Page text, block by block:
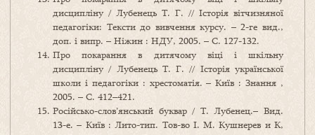
дисципліну / Лубенець Т. Г. // Історія вітчизняної
педагогіки: Тексти до вивчення курсу. – 2-ге вид.,
доп. і випр. – Ніжин : НДУ, 2005. – С. 127-132.
Про покарання в дитячому віці і шкільну
дисципліну / Лубенець Т. Г. // Історія української
школи і педагогіки : хрестоматія. – Київ : Знання ,
2005. – С. 412–421.
Російсько-слов’янський буквар / Т. Лубенец.– Вид.
13-е. – Київ : Лито-тип. Тов-во І. М. Кушнерев и К,